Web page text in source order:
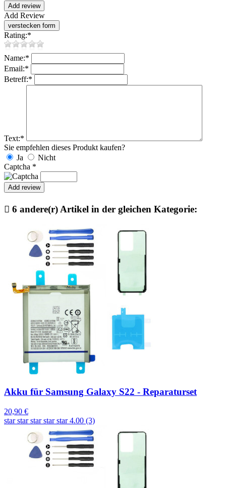
Add Review
Rating:*
Name:*
Email:*
Betreff:*
Text:*
Sie empfehlen dieses Produkt kaufen?
Ja
Nicht
Captcha *
 6 andere(r) Artikel in der gleichen Kategorie:
Akku für Samsung Galaxy S22 - Reparaturset
20,90 €
star star star star star 4.00 (3)